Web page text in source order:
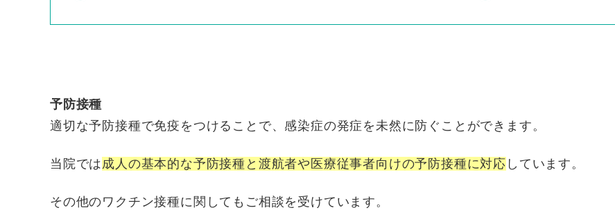
予防接種
適切な予防接種で免疫をつけることで、感染症の発症を未然に防ぐことができます。
当院では成人の基本的な予防接種と渡航者や医療従事者向けの予防接種に対応 しています。
その他のワクチン接種に関してもご相談を受けています。